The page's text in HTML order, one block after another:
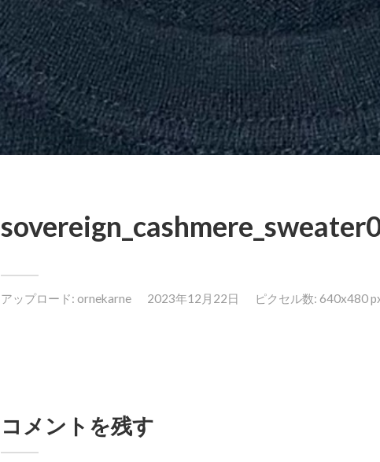
アップロード: ornekarne 2023年12月22日 ピクセル数: 640x480
コメントを残す